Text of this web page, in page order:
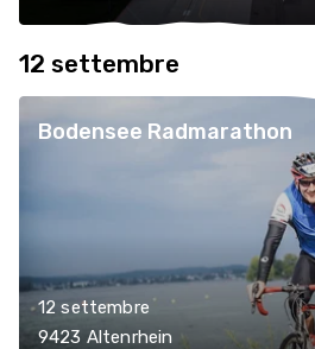
12 settembre
Bodensee Radmarathon
12 settembre
9423 Altenrhein